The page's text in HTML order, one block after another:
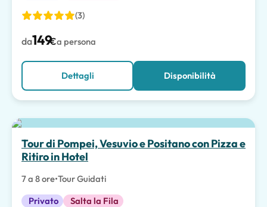
(3)
da149€a persona
Dettagli Disponibilità
Tour di Pompei, Vesuvio e Positano con Pizza e
Ritiro in Hotel
7 a 8 ore•Tour Guidati
Privato
Salta la Fila